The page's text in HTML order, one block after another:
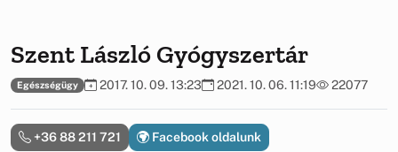
Szent László Gyógyszertár
Egészségügy 2017. 10. 09. 13:23 2021. 10. 06. 11:19 22077
+36 88 211 721 Facebook oldalunk